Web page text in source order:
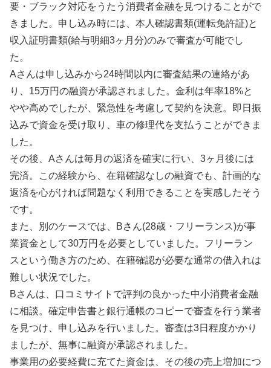
要・ブラック対応をうたう消費者金融を見つけることがで
きました。申し込み時には、本人確認書類(運転免許証)と
収入証明書類(給与明細3ヶ月分)のみで審査が可能でし
た。
Aさんは申し込みから24時間以内に審査結果の連絡があ
り、15万円の融資が承認されました。金利は年率18%と
やや高めでしたが、緊急性を考慮して契約を決意。即日振
込みで資金を受け取り、車の修理代を支払うことができま
した。
その後、Aさんは毎月の返済を確実に行い、3ヶ月後には
完済。この経験から、在籍確認なしの融資でも、計画的な
返済を心がければ問題なく利用できることを実感したそう
です。
また、別のケースでは、Bさん(28歳・フリーランス)が事
業資金として30万円を必要としていました。フリーラン
スという働き方のため、在籍確認が必要な通常の借入れは
難しい状況でした。
Bさんは、口コミサイトで評判の良かった中小消費者金融
に相談。確定申告書と銀行通帳のコピーで審査を行う業者
を見つけ、申し込みを行いました。審査は3日程度かかり
ましたが、無事に融資が承認されました。
事業用の必要経費に充てた資金は、その後の売上増加につ